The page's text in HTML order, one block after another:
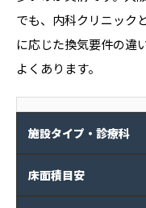
でも、内科クリニック
に応じた換気要件の違
よくあります。
施設タイプ・診療科
床面積目安